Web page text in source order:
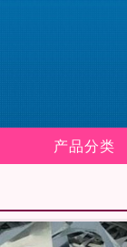
产品分类